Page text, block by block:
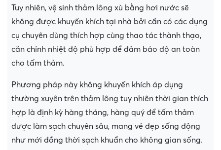
Tuy nhiên, vệ sinh thảm lông xù bằng hơi nước sẽ
không được khuyến khích tại nhà bởi cần có các dụng
cụ chuyên dùng thích hợp cùng thao tác thành thạo,
căn chỉnh nhiệt độ phù hợp để đảm bảo độ an toàn
cho tấm thảm.
Phương pháp này không khuyến khích áp dụng
thường xuyên trên thảm lông tuy nhiên thời gian thích
hợp là định kỳ hàng tháng, hàng quý để tấm thảm
được làm sạch chuyên sâu, mang vẻ đẹp sống động
như mới đồng thời sạch khuẩn cho không gian sống.